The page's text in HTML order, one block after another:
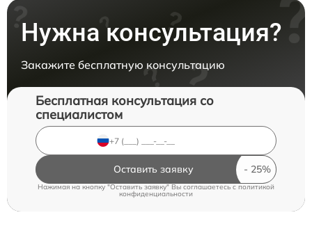
Нужна консультация?
Закажите бесплатную консультацию
Бесплатная консультация со
специалистом
Оставить заявку
Нажимая на кнопку "Оставить заявку" Вы соглашаетесь cполитикой
конфиденциальности